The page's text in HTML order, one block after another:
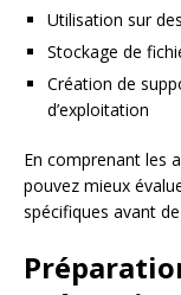
Utilisation sur
Stockage de
Création de
d’exploitation
En comprenant les
pouvez mieux
spécifiques avant